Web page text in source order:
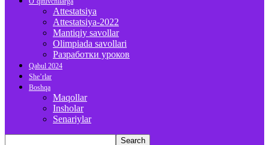
Attestatsiya
Attestatsiya-2022
Mantiqiy savollar
Olimpiada savollari
Разработки уроков
Qabul 2024
She’rlar
Boshqa
Maqollar
Insholar
Senariylar